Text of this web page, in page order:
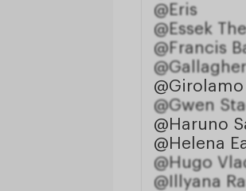
@Eris
@Essek
@Francis
@Gallagher
@Gwen
@Haruno
@Helena
@Hugo
@Illyana